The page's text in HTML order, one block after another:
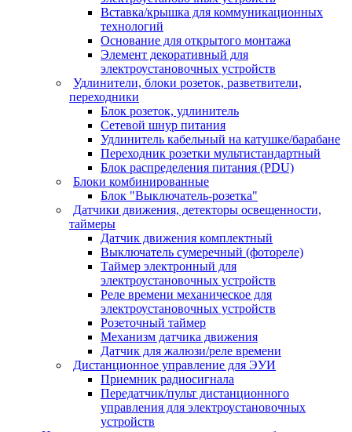
Вставка/крышка для коммуникационных
технологий
Основание для открытого монтажа
Элемент декоративный для
электроустановочных устройств
Удлинители, блоки розеток, разветвители,
переходники
Блок розеток, удлинитель
Сетевой шнур питания
Удлинитель кабельный на катушке/барабане
Переходник розетки мультистандартный
Блок распределения питания (PDU)
Блоки комбинированные
Блок "Выключатель-розетка"
Датчики движения, детекторы освещенности,
таймеры
Датчик движения комплектный
Выключатель сумеречный (фотореле)
Таймер электронный для
электроустановочных устройств
Реле времени механическое для
электроустановочных устройств
Розеточный таймер
Механизм датчика движения
Датчик для жалюзи/реле времени
Дистанционное управление для ЭУИ
Приемник радиосигнала
Передатчик/пульт дистанционного
управления для электроустановочных
устройств